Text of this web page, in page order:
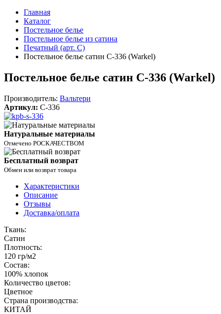
Главная
Каталог
Постельное белье
Постельное белье из сатина
Печатный (арт. С)
Постельное белье сатин С-336 (Warkel)
Постельное белье сатин С-336 (Warkel)
Производитель: Вальтери
Артикул: C-336
Натуральные материалы
Отмечено РОСКАЧЕСТВОМ
Бесплатный возврат
Обмен или возврат товара
Характеристики
Описание
Отзывы
Доставка/оплата
Ткань:
Сатин
Плотность:
120 гр/м2
Состав:
100% хлопок
Количество цветов:
Цветное
Страна производства:
КИТАЙ